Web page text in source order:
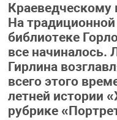
Краеведческому
На
библиотеке
все начиналось.
Гирлина
всего этого
летней истории
рубрике